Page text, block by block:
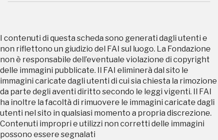
I contenuti di questa scheda sono generati dagli utenti e
non riflettono un giudizio del FAI sul luogo. La Fondazione
non è responsabile dell’eventuale violazione di copyright
delle immagini pubblicate. Il FAI eliminerà dal sito le
immagini caricate dagli utenti di cui sia chiesta la rimozione
da parte degli aventi diritto secondo le leggi vigenti. Il FAI
ha inoltre la facoltà di rimuovere le immagini caricate dagli
utenti nel sito in qualsiasi momento a propria discrezione.
Contenuti impropri e utilizzi non corretti delle immagini
possono essere segnalati
nei Beni FAI tutto l'anno
Gratis
Gallerie
Milano